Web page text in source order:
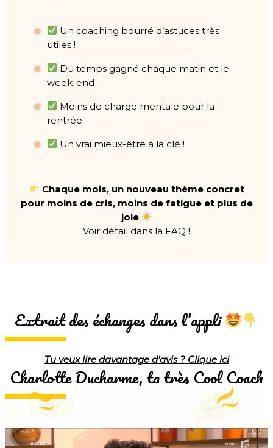
Un coaching bourré d’astuces très
utiles !
Du temps gagné chaque matin et le
week-end
Moins de charge mentale pour la
rentrée
Un vrai mieux-être à la clé !
Chaque mois, un nouveau thème concret
pour moins de cris, moins de fatigue et plus de
joie
Voir détail dans la FAQ !
Extrait des échanges dans l’appli
Tu veux lire davantage d’avis ? Clique ici
Charlotte Ducharme, ta très Cool Coach